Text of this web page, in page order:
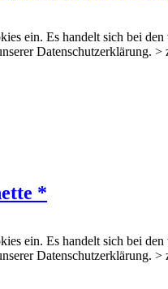
ein. Es handelt sich bei
Datenschutzerklärung.
*
ein. Es handelt sich bei
Datenschutzerklärung.